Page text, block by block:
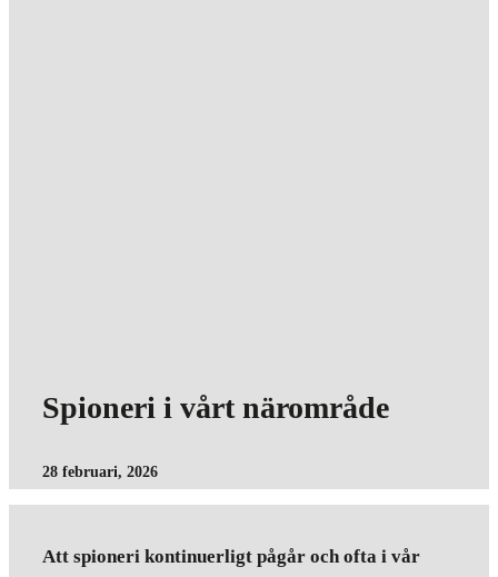
Spioneri i vårt närområde
28 februari, 2026
Att spioneri kontinuerligt pågår och ofta i vår